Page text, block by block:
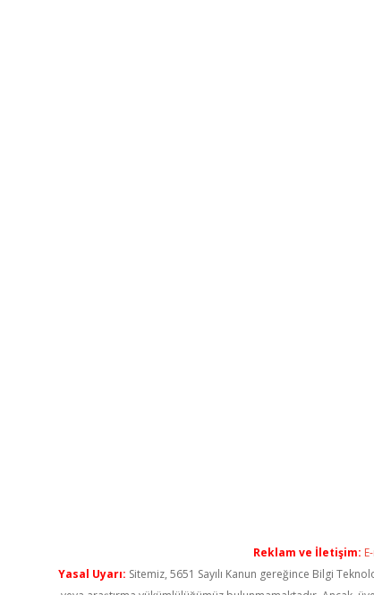
Reklam ve İletişim:
Yasal Uyarı: Sitemiz, 5651 Sayılı Kanun gereğince Bilgi